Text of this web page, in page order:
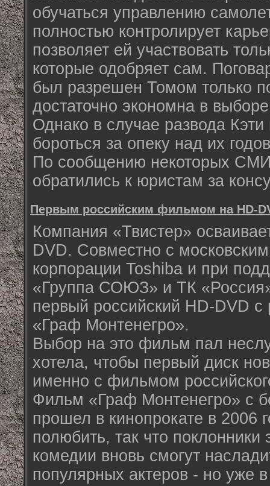
обучаться управлению
полностью контролирует
позволяет ей участвовать
которые одобряет сам.
был разрешен Томом только
достаточно экономна в
Однако в случае развода
бороться за опеку над их
По сообщению некоторых
обратились к юристам за
Первым российским фильмом на HD-
Компания «Твистер»
DVD. Совместно с
корпорации Toshiba и при
«Группа СОЮЗ» и ТК
первый российский HD-DVD
«Граф Монтенегро».
Выбор на это фильм пал
хотела, чтобы первый диск
именно с фильмом
Фильм «Граф Монтенегро» с
прошел в кинопрокате в 2006
полюбить, так что поклонники
комедии вновь смогут
популярных актеров - но уже